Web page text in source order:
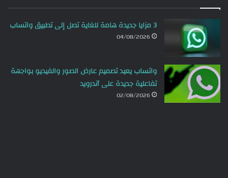
3 مزايا جديدة هامة للغاية تصل إلى تطبيق واتساب
04/08/2026
واتساب يعيد تصميم عارض الصور والفيديو بواجهة
تفاعلية جديدة على أندرويد
02/08/2026